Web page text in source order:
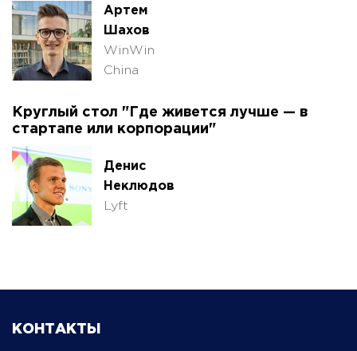
Артем
Шахов
WinWin
China
Круглый стол "Где живется лучше — в
стартапе или корпорации"
Денис
Неклюдов
Lyft
КОНТАКТЫ